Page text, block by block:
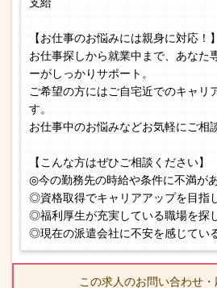
支給
【お仕事のお悩みには親身に対応！】
お仕事探しから就業中まで、あなた
ーがしっかりサポート。
ご希望の方にはご自宅近でのキャリ
す。
お仕事中のお悩みなどお気軽にご相
【こんな方はぜひご相談ください】
◎今の勤務先の時給や条件に不満が
◎資格取得でキャリアアップを目指
◎福利厚生が充実している職場を探
◎現在の派遣会社に不安を感じてい
この求人のお問い合わせ